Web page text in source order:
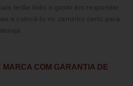
terão todo o gosto em responder
e colocá-lo no caminho certo para
MARCA COM GARANTIA DE